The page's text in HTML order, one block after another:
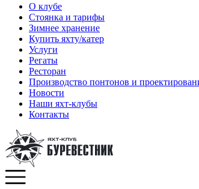
О клубе
Стоянка и тарифы
Зимнее хранение
Купить яхту/катер
Услуги
Регаты
Ресторан
Производство понтонов и
Новости
Наши яхт-клубы
Контакты